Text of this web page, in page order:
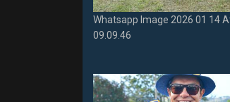
Whatsapp Image 2026 01 14
09.09.46